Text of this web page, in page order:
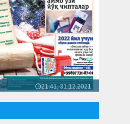
🕔21:41, 31.12.2021